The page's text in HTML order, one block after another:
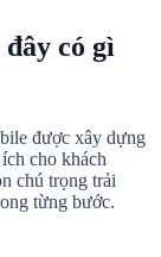
có gì
được xây dựng
cho khách
chú trọng trải
từng bước.